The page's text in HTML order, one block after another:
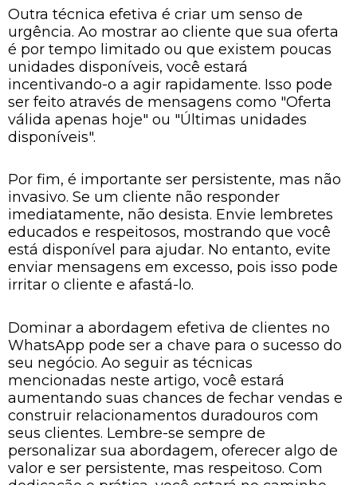
Outra técnica efetiva é criar um senso de
urgência. Ao mostrar ao cliente que sua oferta
é por tempo limitado ou que existem poucas
unidades disponíveis, você estará
incentivando-o a agir rapidamente. Isso pode
ser feito através de mensagens como "Oferta
válida apenas hoje" ou "Últimas unidades
disponíveis".
Por fim, é importante ser persistente, mas não
invasivo. Se um cliente não responder
imediatamente, não desista. Envie lembretes
educados e respeitosos, mostrando que você
está disponível para ajudar. No entanto, evite
enviar mensagens em excesso, pois isso pode
irritar o cliente e afastá-lo.
Dominar a abordagem efetiva de clientes no
WhatsApp pode ser a chave para o sucesso do
seu negócio. Ao seguir as técnicas
mencionadas neste artigo, você estará
aumentando suas chances de fechar vendas e
construir relacionamentos duradouros com
seus clientes. Lembre-se sempre de
personalizar sua abordagem, oferecer algo de
valor e ser persistente, mas respeitoso. Com